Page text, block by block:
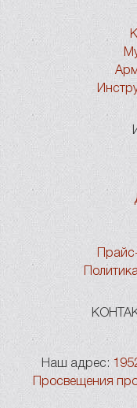
Наш адрес:
Просвещения